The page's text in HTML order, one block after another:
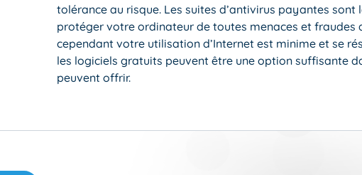
tolérance au risque. Les suites d’antivirus payantes sont
protéger votre ordinateur de toutes menaces et fraudes
cependant votre utilisation d’Internet est minime et se
les logiciels gratuits peuvent être une option suffisante
peuvent offrir.